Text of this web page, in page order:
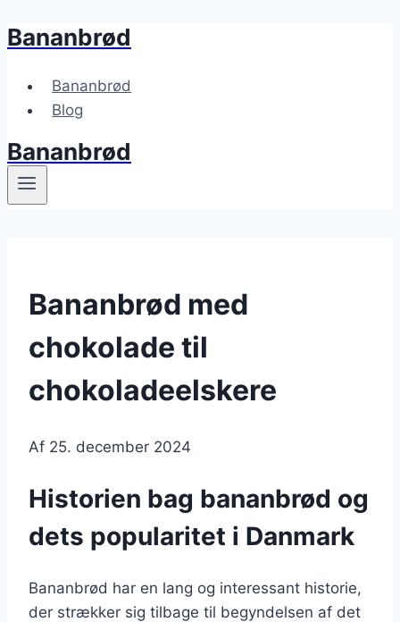
Fortsæt
indhold
Bananbrød
Bananbrød
Blog
Bananbrød
Bananbrød med
chokolade til
chokoladeelskere
Af 25. december 2024
Historien bag bananbrød og
dets popularitet i Danmark
Bananbrød har en lang og interessant historie,
der strækker sig tilbage til begyndelsen af det